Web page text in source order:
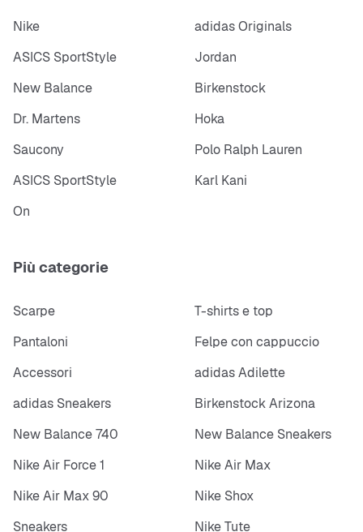
Nike
adidas Originals
ASICS SportStyle
Jordan
New Balance
Birkenstock
Dr. Martens
Hoka
Saucony
Polo Ralph Lauren
ASICS SportStyle
Karl Kani
On
Più categorie
Scarpe
T-shirts e top
Pantaloni
Felpe con cappuccio
Accessori
adidas Adilette
adidas Sneakers
Birkenstock Arizona
New Balance 740
New Balance Sneakers
Nike Air Force 1
Nike Air Max
Nike Air Max 90
Nike Shox
Sneakers
Nike Tute